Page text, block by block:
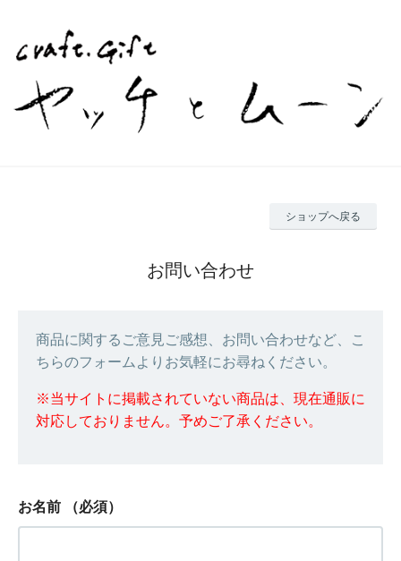
ショップへ戻る
お問い合わせ
商品に関するご意見ご感想、お問い合わせなど、こ
ちらのフォームよりお気軽にお尋ねください。
※当サイトに掲載されていない商品は、現在通販に
対応しておりません。予めご了承ください。
お名前 （必須）